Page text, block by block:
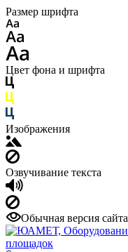
Размер шрифта
Цвет фона и шрифта
Изображения
Озвучивание текста
Обычная версия сайта